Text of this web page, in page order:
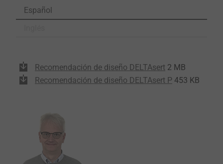
Español
Recomendación de diseño DELTAsert 2 MB
Recomendación de diseño DELTAsert P 453 KB